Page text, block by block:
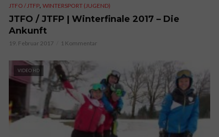
JTFO / JTFP, WINTERSPORT (JUGEND)
JTFO / JTFP | Winterfinale 2017 – Die
Ankunft
19. Februar 2017 1 Kommentar
VIDEO HD